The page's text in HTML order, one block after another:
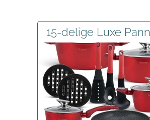
15-delige Luxe